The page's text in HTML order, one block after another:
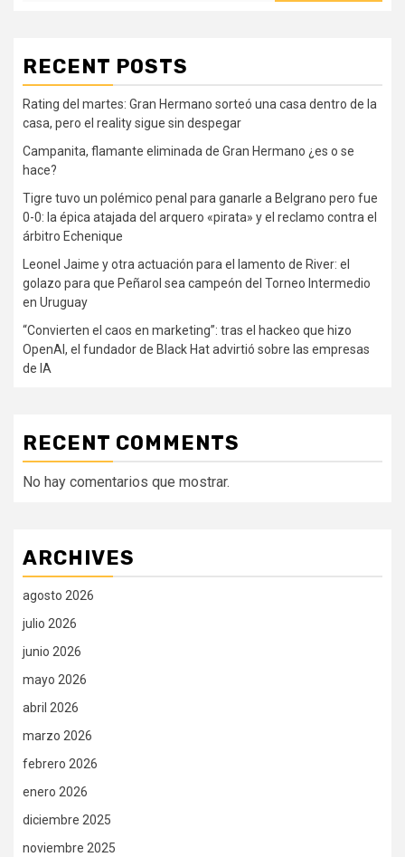
RECENT POSTS
Rating del martes: Gran Hermano sorteó una casa dentro de la
casa, pero el reality sigue sin despegar
Campanita, flamante eliminada de Gran Hermano ¿es o se
hace?
Tigre tuvo un polémico penal para ganarle a Belgrano pero fue
0-0: la épica atajada del arquero «pirata» y el reclamo contra el
árbitro Echenique
Leonel Jaime y otra actuación para el lamento de River: el
golazo para que Peñarol sea campeón del Torneo Intermedio
en Uruguay
“Convierten el caos en marketing”: tras el hackeo que hizo
OpenAI, el fundador de Black Hat advirtió sobre las empresas
de IA
RECENT COMMENTS
No hay comentarios que mostrar.
ARCHIVES
agosto 2026
julio 2026
junio 2026
mayo 2026
abril 2026
marzo 2026
febrero 2026
enero 2026
diciembre 2025
noviembre 2025